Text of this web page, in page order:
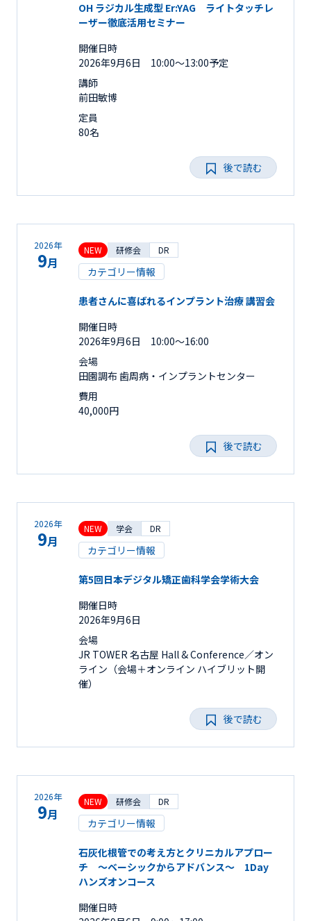
OH ラジカル生成型 Er:YAG ライトタッチレ
ーザー徹底活用セミナー
開催日時
2026年9月6日 10:00～13:00予定
講師
前田敏博
定員
80名
後で読む
2026年
9月
NEW 研修会 DR
カテゴリー情報
患者さんに喜ばれるインプラント治療 講習会
開催日時
2026年9月6日 10:00～16:00
会場
田園調布 歯周病・インプラントセンター
費用
40,000円
後で読む
2026年
9月
NEW 学会 DR
カテゴリー情報
第5回日本デジタル矯正歯科学会学術大会
開催日時
2026年9月6日
会場
JR TOWER 名古屋 Hall & Conference／オン
ライン（会場＋オンライン ハイブリット開
催）
後で読む
2026年
9月
NEW 研修会 DR
カテゴリー情報
石灰化根管での考え方とクリニカルアプロー
チ ～ベーシックからアドバンス～ 1Day
ハンズオンコース
開催日時